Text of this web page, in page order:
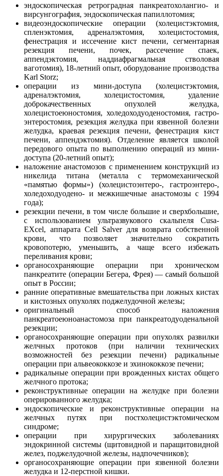
эндоскопическая ретроградная панкреатохолангио- и
вирсунгография, эндоскопическая папиллотомия;
видеоэндоскопические операции (холецистэктомия,
спленэктомия, адреналэктомия, холецистостомия,
фенестрация и иссечение кист печени, сегментарная
резекция печени, почек, рассечение спаек,
аппендэктомия, наддиафрагмальная стволовая
ваготомия), 18-летний опыт, оборудование производства
Karl Storz;
операции из мини-доступа (холецистэктомия,
адреналэктомия, холецистостомия, удаление
доброкачественных опухолей желудка,
холецистоеюностомия, холедоходуоденостомия, гастро-
энтеростомия, резекция желудка при язвенной болезни
желудка, краевая резекция печени, фенестрация кист
печени, аппендэктомия). Отделение является школой
передового опыта по выполнению операций из мини-
доступа (20-летний опыт);
наложение анастомозов с применением конструкций из
никелида титана (металла с термомеханической
«памятью формы») (холецистоэнтеро-, гастроэнтеро-,
холедоходуодено- и межкишечные анастомозы с 1994
года);
резекции печени, в том числе большие и сверхбольшие,
с использованием ультразвукового скальпеля Cusa-
EXcel, аппарата Cell Salver для возврата собственной
крови, что позволяет значительно сократить
кровопотерю, уменьшить, а чаще всего избежать
переливания крови;
органосохраняющие операции при хроническом
панкреатите (операции Бегера, Фрея) — самый большой
опыт в России;
ранние оперативные вмешательства при ложных кистах
и кистозных опухолях поджелудочной железы;
оригинальный способ наложения
панкреатоеюноанастомоза при панкреатодуоденальной
резекции;
органосохраняющие операции при опухолях развилки
желчных протоков (при наличии технических
возможностей без резекции печени) радикальные
операции при альвеококкозе и эхинококкозе печени;
радикальные операции при врожденных кистах общего
желчного протока;
реконструктивные операции на желудке при болезни
оперированного желудка;
эндоскопические и реконструктивные операции на
желчных путях при постхолецистэктомическом
синдроме;
операции при хирургических заболеваниях
эндокринной системы (щитовидной и паращитовидной
желез, поджелудочной железы, надпочечников);
органосохраняющие операции при язвенной болезни
желудка и 12-перстной кишки.